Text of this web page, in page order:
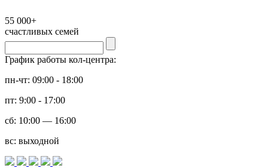
55 000+
счастливых семей
График работы кол-центра:
пн-чт: 09:00 - 18:00
пт: 9:00 - 17:00
сб: 10:00 — 16:00
вс: выходной